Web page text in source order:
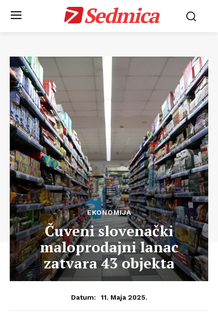
Sedmica
EKONOMIJA
Čuveni slovenački
maloprodajni lanac
zatvara 43 objekta
Datum: 11. Maja 2025.